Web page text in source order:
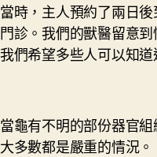
當時，主人預約了兩日
門診。我們的獸醫留意
我們希望多些人可以知
當龜有不明的部份器官
大多數都是嚴重的情況。